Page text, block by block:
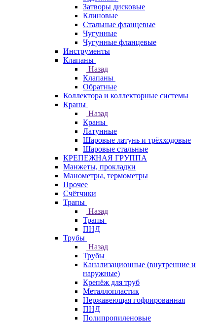
Затворы дисковые
Клиновые
Стальные фланцевые
Чугунные
Чугунные фланцевые
Инструменты
Клапаны
Назад
Клапаны
Обратные
Коллектора и коллекторные системы
Краны
Назад
Краны
Латунные
Шаровые латунь и трёхходовые
Шаровые стальные
КРЕПЕЖНАЯ ГРУППА
Манжеты, прокладки
Манометры, термометры
Прочее
Счётчики
Трапы
Назад
Трапы
ПНД
Трубы
Назад
Трубы
Канализационные (внутренние и
наружные)
Крепёж для труб
Металлопластик
Нержавеющая гофрированная
ПНД
Полипропиленовые